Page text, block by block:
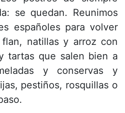
se quedan. Reunimos
españoles para volver
natillas y arroz con
tartas que salen bien a
y conservas y
pestiños, rosquillas o